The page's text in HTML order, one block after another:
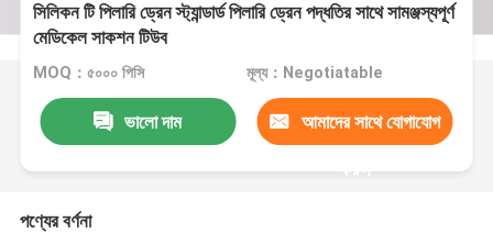
সিলিকন টি পিলারি ড্রেন স্ট্যান্ডার্ড পিলারি ড্রেন পদ্ধতির সাথে সামঞ্জস্যপূর্ণ
মেডিকেল সাকশন টিউব
MOQ：৫০০০ পিসি মূল্য：Negotiatable
ভালো দাম আমাদের সাথে যোগাযোগ
করুন
পণ্যের বর্ণনা